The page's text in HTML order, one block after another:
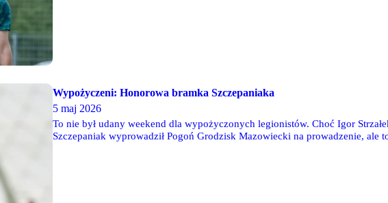
Wypożyczeni: Honorowa bramka Szczepaniaka
5 maj 2026
To nie był udany weekend dla wypożyczonych legionistów. Choć Igor
Szczepaniak wyprowadził Pogoń Grodzisk Mazowiecki na prowadzenie,